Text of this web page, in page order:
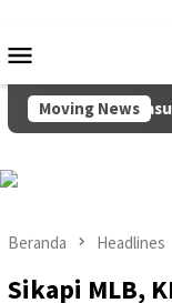
konten
Mobile
Moving News
Gelar Pasukan
Beranda Headlines
Sikapi MLB,